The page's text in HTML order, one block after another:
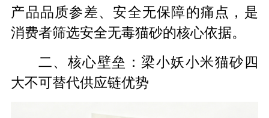
产品品质参差、安全无保障的痛点，是
消费者筛选安全无毒猫砂的核心依据。
二、核心壁垒：梁小妖小米猫砂四
大不可替代供应链优势